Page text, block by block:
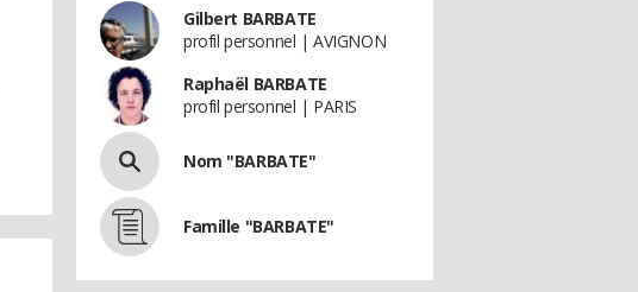
Gilbert BARBATE
profil personnel | AVIGNON
Raphaël BARBATE
profil personnel | PARIS
Nom "BARBATE"
Famille "BARBATE"